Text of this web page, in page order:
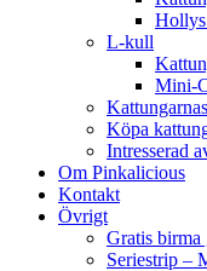
Hollys
L-kull
Mini-
Köpa
Intresserad
Om Pinkalicious
Kontakt
Övrigt
Gratis birma
Seriestrip –